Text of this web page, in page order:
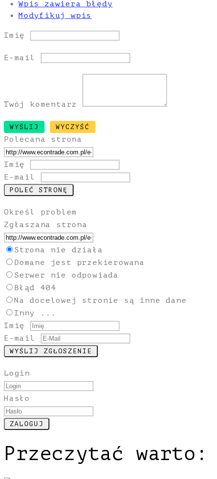
Wpis zawiera błędy
Modyfikuj wpis
Imię
E-mail
Twój komentarz
Polecana strona
Imię
E-mail
Określ problem
Zgłaszana strona
Strona nie działa
Domane jest przekierowana
Serwer nie odpowiada
Błąd 404
Na docelowej stronie są inne dane
Inny ...
Imię
E-mail
Login
Hasło
Przeczytać warto: